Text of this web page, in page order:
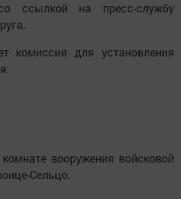
ссылкой на пресс-службу
комиссия для установления
вооружения войсковой
Сельцо.